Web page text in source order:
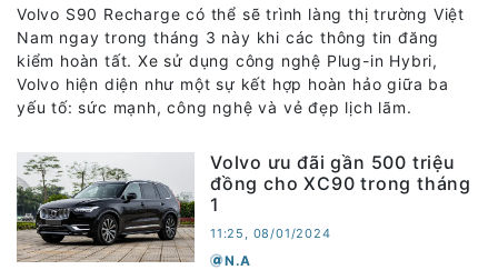
Volvo S90 Recharge có thể sẽ trình làng thị trường Việt
Nam ngay trong tháng 3 này khi các thông tin đăng
kiểm hoàn tất. Xe sử dụng công nghệ Plug-in Hybri,
Volvo hiện diện như một sự kết hợp hoàn hảo giữa ba
yếu tố: sức mạnh, công nghệ và vẻ đẹp lịch lãm.
Volvo ưu đãi gần 500 triệu
đồng cho XC90 trong tháng
1
11:25, 08/01/2024
N.A